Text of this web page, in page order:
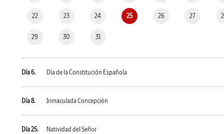
22 23 24 25 26 27
29 30 31
Día 6. Día de la Constitución Española
Día 8. Inmaculada Concepción
Día 25. Natividad del Señor